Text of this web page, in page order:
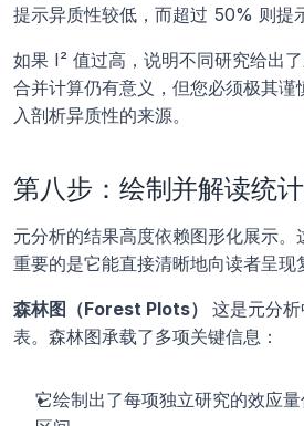
提示异质性较低，而超过 50% 则提
如果 I² 值过高，说明不同研究给出
合并计算仍有意义，但您必须极其谨
入剖析异质性的来源。
第八步：绘制并解读统
元分析的结果高度依赖图形化展示。
重要的是它能直接清晰地向读者呈现
森林图（Forest Plots） 这是元分
表。森林图承载了多项关键信息：
它绘制出了每项独立研究的效应